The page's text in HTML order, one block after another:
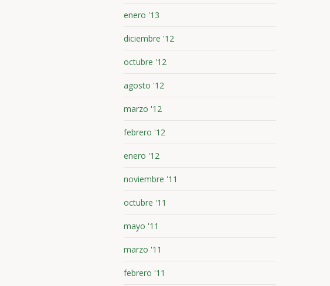
enero '13
diciembre '12
octubre '12
agosto '12
marzo '12
febrero '12
enero '12
noviembre '11
octubre '11
mayo '11
marzo '11
febrero '11